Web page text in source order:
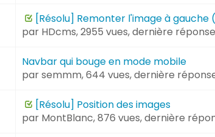
[Résolu] Remonter l'image à
par HDcms, 2955 vues, dernière réponse
Navbar qui bouge en mode mobile
parsemmm, 644 vues, dernière
[Résolu] Position des images
par MontBlanc, 876 vues, dernière